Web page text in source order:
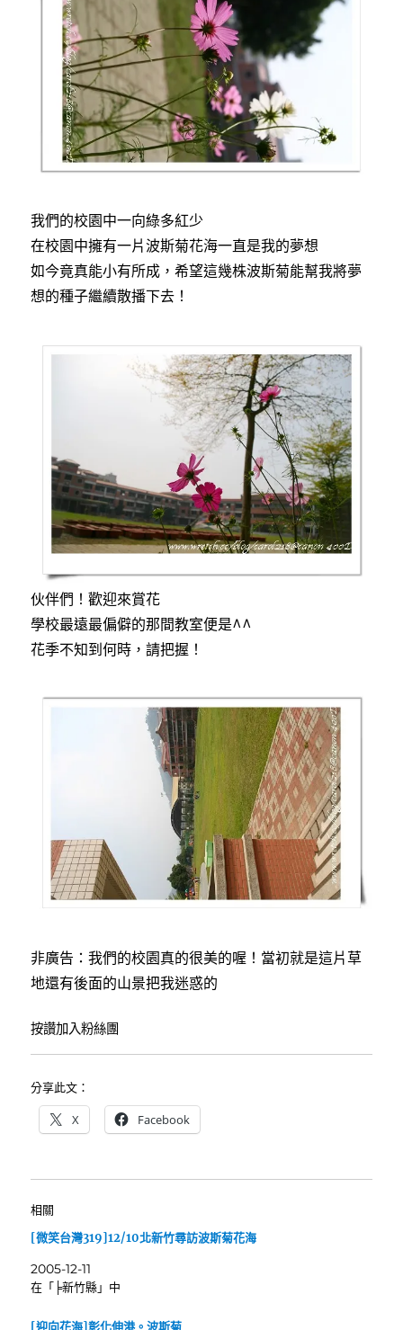
我們的校園中一向綠多紅少
在校園中擁有一片波斯菊花海一直是我的夢想
如今竟真能小有所成，希望這幾株波斯菊能幫我將夢
想的種子繼續散播下去！
伙伴們！歡迎來賞花
學校最遠最偏僻的那間教室便是^^
花季不知到何時，請把握！
非廣告：我們的校園真的很美的喔！當初就是這片草
地還有後面的山景把我迷惑的
按讚加入粉絲團
分享此文：
X Facebook
相關
[微笑台灣319]12/10北新竹尋訪波斯菊花海
2005-12-11
在「╞新竹縣」中